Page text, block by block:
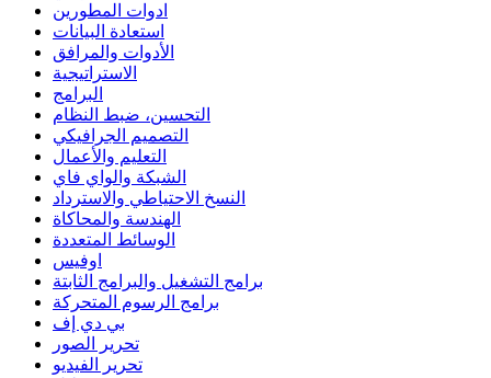
ادوات المطورين
استعادة البيانات
الأدوات والمرافق
الاستراتيجية
البرامج
التحسين، ضبط النظام
التصميم الجرافيكي
التعليم والأعمال
الشبكة والواي فاي
النسخ الاحتياطي والاسترداد
الهندسة والمحاكاة
الوسائط المتعددة
اوفيس
برامج التشغيل والبرامج الثابتة
برامج الرسوم المتحركة
بي دي إف
تحرير الصور
تحرير الفيديو